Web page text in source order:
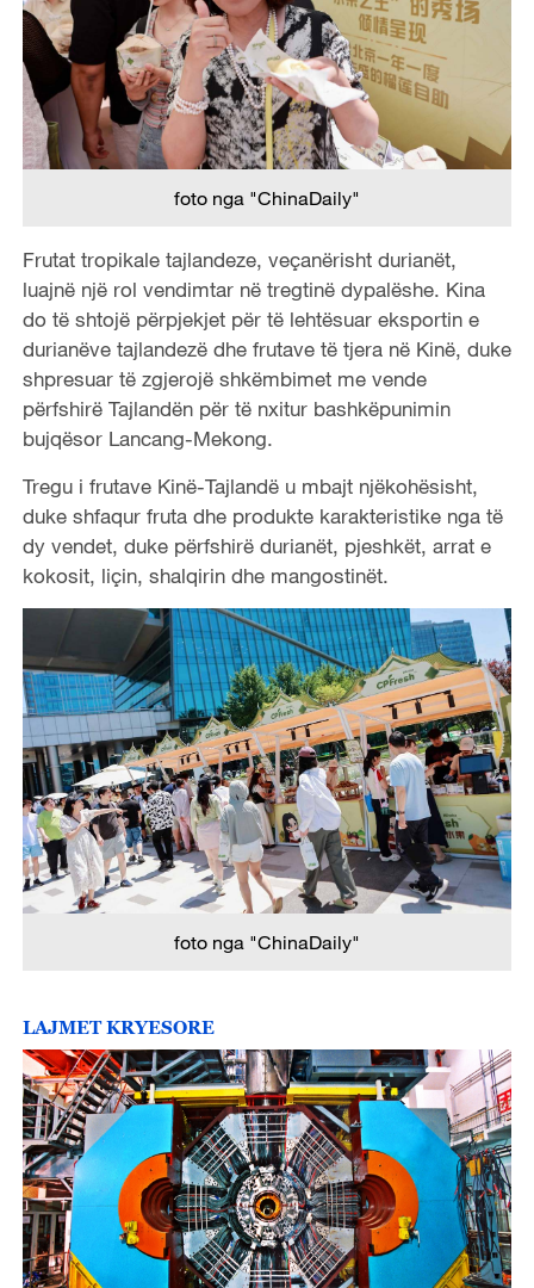
foto nga "ChinaDaily"
Frutat tropikale tajlandeze, veçanërisht durianët,
luajnë një rol vendimtar në tregtinë dypalëshe. Kina
do të shtojë përpjekjet për të lehtësuar eksportin e
durianëve tajlandezë dhe frutave të tjera në Kinë, duke
shpresuar të zgjerojë shkëmbimet me vende
përfshirë Tajlandën për të nxitur bashkëpunimin
bujqësor Lancang-Mekong.
Tregu i frutave Kinë-Tajlandë u mbajt njëkohësisht,
duke shfaqur fruta dhe produkte karakteristike nga të
dy vendet, duke përfshirë durianët, pjeshkët, arrat e
kokosit, liçin, shalqirin dhe mangostinët.
foto nga "ChinaDaily"
LAJMET KRYESORE